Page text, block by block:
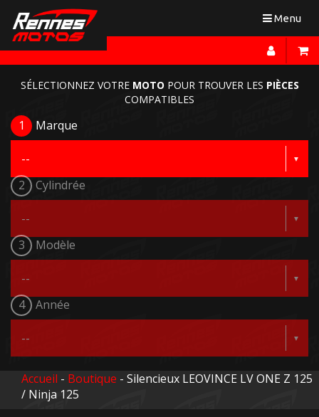
Toggle
Menu
SÉLECTIONNEZ VOTRE MOTO POUR TROUVER LES PIÈCES
COMPATIBLES
1 Marque
2 Cylindrée
3 Modèle
4 Année
Accueil - Boutique - Silencieux LEOVINCE LV ONE Z 125
/ Ninja 125